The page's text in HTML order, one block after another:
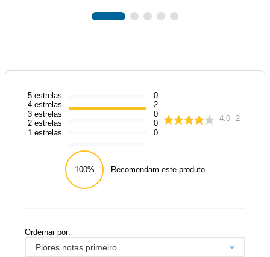
5 estrelas
4 estrelas
3 estrelas
2 estrelas
1 estrelas
0
2
0
0
0
4.0 2
100% Recomendam este produto
Ordernar por:
Piores notas primeiro